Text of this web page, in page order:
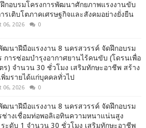
ฝึกอบรมโครงการพัฒนาศักยภาพแรงงานขับ
รเติบโตภาคเศรษฐกิจและสังคมอย่างยั่งยืน
06, 2026 0
ฒนาฝีมือแรงงาน 8 นครสวรรค์ จัดฝึกอบรม
การซ่อมบำรุงอากาศยานไร้คนขับ (โดรนเพื่อ
ร) จำนวน 30 ชั่วโมง เสริมทักษะอาชีพ สร้าง
พิ่มรายได้แก่บุคคลทั่วไป
06, 2026 0
ฒนาฝีมือแรงงาน 8 นครสวรรค์ จัดฝึกอบรม
างเชื่อมท่อพอลิเอทินความหนาแน่นสูง
ระดับ 1 จำนวน 30 ชั่วโมง เสริมทักษะอาชีพ